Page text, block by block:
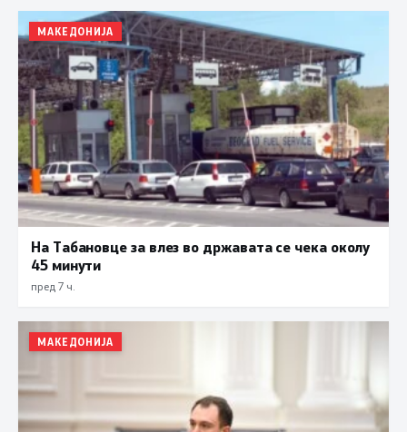
МАКЕДОНИЈА
На Табановце за влез во државата се чека околу
45 минути
пред 7 ч.
МАКЕДОНИЈА